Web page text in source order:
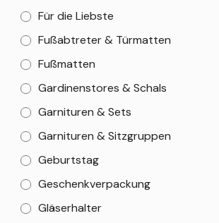
Für die Liebste
Fußabtreter & Türmatten
Fußmatten
Gardinenstores & Schals
Garnituren & Sets
Garnituren & Sitzgruppen
Geburtstag
Geschenkverpackung
Gläserhalter